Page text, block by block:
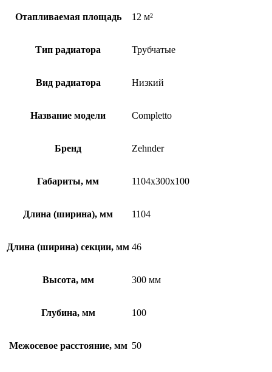
Отапливаемая площадь 12 м²
Тип радиатора Трубчатые
Вид радиатора Низкий
Название модели Completto
Бренд Zehnder
Габариты, мм 1104x300x100
Длина (ширина), мм 1104
Длина (ширина) секции, мм 46
Высота, мм 300 мм
Глубина, мм 100
Межосевое расстояние, мм 50